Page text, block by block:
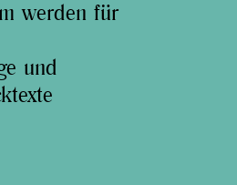
werden für
und